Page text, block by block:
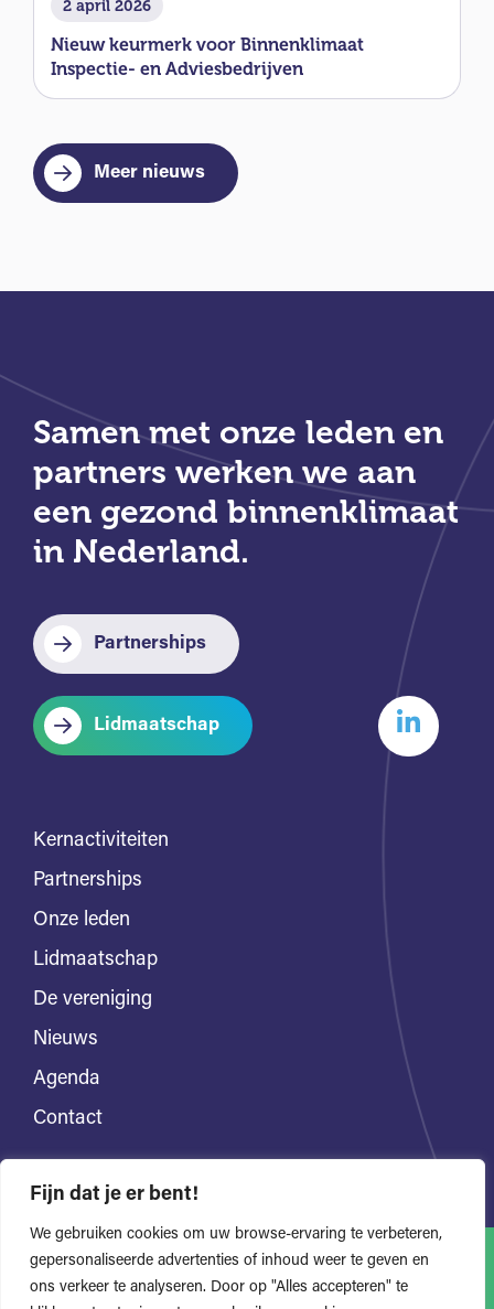
Fijn dat je er bent!
We gebruiken cookies om uw browse-ervaring te verbeteren,
gepersonaliseerde advertenties of inhoud weer te geven en
ons verkeer te analyseren. Door op "Alles accepteren" te
2 april 2026
Nieuw keurmerk voor Binnenklimaat
Inspectie- en Adviesbedrijven
Meer nieuws
Samen met onze leden en
partners werken we aan
een gezond binnenklimaat
in Nederland.
Partnerships
Lidmaatschap
Kernactiviteiten
Partnerships
Onze leden
Lidmaatschap
De vereniging
Nieuws
Agenda
Contact
Alle rechten voorbehouden Privacyverklaring